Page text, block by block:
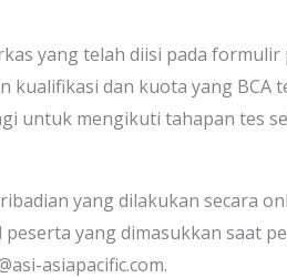
yang telah diisi pada
dan kuota yang BCA
untuk mengikuti tahapan tes
yang dilakukan secara
yang dimasukkan saat
asiapacific.com.